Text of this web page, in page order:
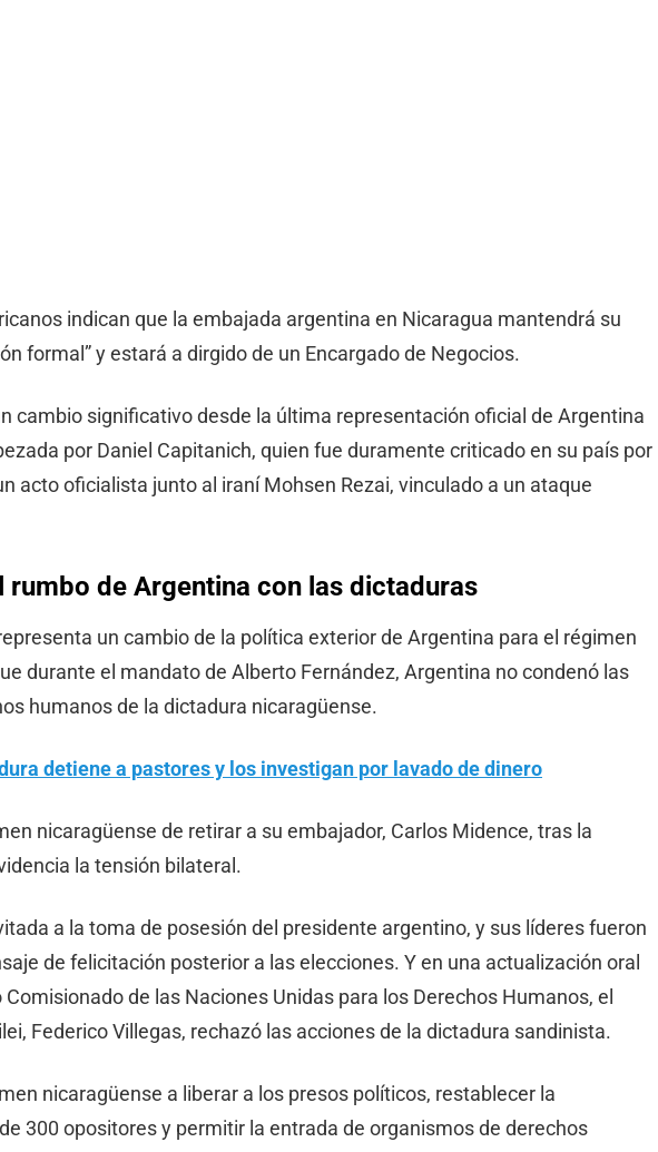
indican que la embajada argentina en Nicaragua mantendrá su
formal” y estará a dirgido de un Encargado de Negocios.
cambio significativo desde la última representación oficial de Argentina
por Daniel Capitanich, quien fue duramente criticado en su país por
acto oficialista junto al iraní Mohsen Rezai, vinculado a un ataque
rumbo de Argentina con las dictaduras
un cambio de la política exterior de Argentina para el régimen
durante el mandato de Alberto Fernández, Argentina no condenó las
humanos de la dictadura nicaragüense.
detiene a pastores y los investigan por lavado de dinero
nicaragüense de retirar a su embajador, Carlos Midence, tras la
la tensión bilateral.
a la toma de posesión del presidente argentino, y sus líderes fueron
de felicitación posterior a las elecciones. Y en una actualización oral
de las Naciones Unidas para los Derechos Humanos, el
Federico Villegas, rechazó las acciones de la dictadura sandinista.
nicaragüense a liberar a los presos políticos, restablecer la
300 opositores y permitir la entrada de organismos de derechos